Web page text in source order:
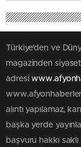
Türkiye'den ve
magazinden
adresi
alıntı yapılamaz,
başka yerde
başvuru hakkı